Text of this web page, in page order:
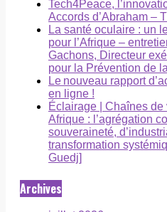
Tech4Peace,
Accords d’Abraham –
La santé oculaire : un
pour l’Afrique –
Gachons, Directeur
pour la Prévention de
Le nouveau rapport
en ligne !
Éclairage | Chaînes
Afrique : l’agrégation
souveraineté,
transformation
Guedj]
Archives